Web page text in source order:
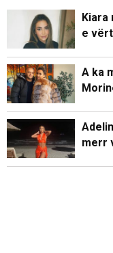
Kiara
e
A ka
merr